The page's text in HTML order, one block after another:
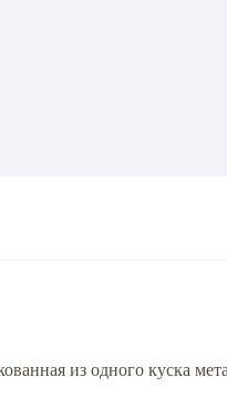
из одного куска